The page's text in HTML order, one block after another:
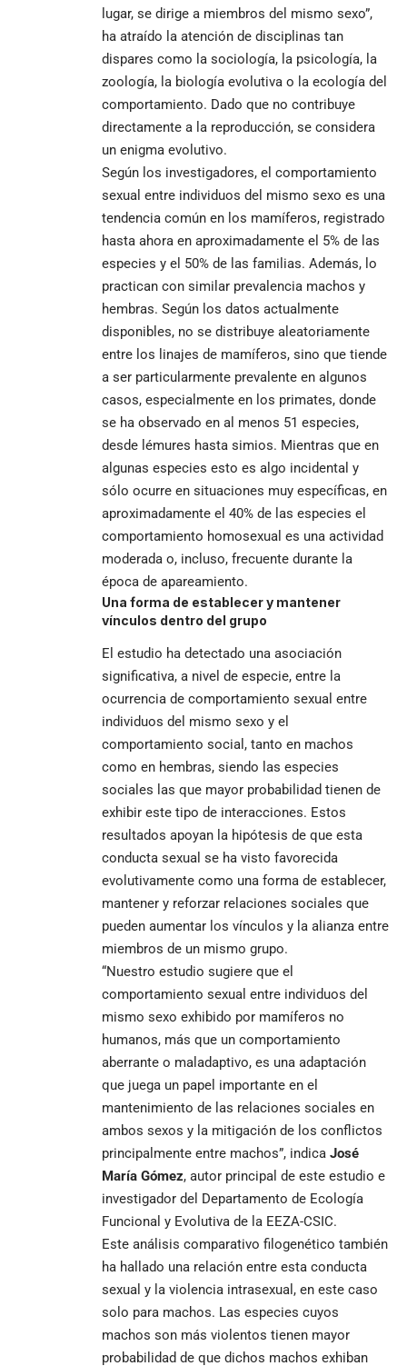
lugar, se dirige a miembros del mismo sexo”,
ha atraído la atención de disciplinas tan
dispares como la sociología, la psicología, la
zoología, la biología evolutiva o la ecología del
comportamiento. Dado que no contribuye
directamente a la reproducción, se considera
un enigma evolutivo.
Según los investigadores, el comportamiento
sexual entre individuos del mismo sexo es una
tendencia común en los mamíferos, registrado
hasta ahora en aproximadamente el 5% de las
especies y el 50% de las familias. Además, lo
practican con similar prevalencia machos y
hembras. Según los datos actualmente
disponibles, no se distribuye aleatoriamente
entre los linajes de mamíferos, sino que tiende
a ser particularmente prevalente en algunos
casos, especialmente en los primates, donde
se ha observado en al menos 51 especies,
desde lémures hasta simios. Mientras que en
algunas especies esto es algo incidental y
sólo ocurre en situaciones muy específicas, en
aproximadamente el 40% de las especies el
comportamiento homosexual es una actividad
moderada o, incluso, frecuente durante la
época de apareamiento.
Una forma de establecer y mantener
vínculos dentro del grupo
El estudio ha detectado una asociación
significativa, a nivel de especie, entre la
ocurrencia de comportamiento sexual entre
individuos del mismo sexo y el
comportamiento social, tanto en machos
como en hembras, siendo las especies
sociales las que mayor probabilidad tienen de
exhibir este tipo de interacciones. Estos
resultados apoyan la hipótesis de que esta
conducta sexual se ha visto favorecida
evolutivamente como una forma de establecer,
mantener y reforzar relaciones sociales que
pueden aumentar los vínculos y la alianza entre
miembros de un mismo grupo.
“Nuestro estudio sugiere que el
comportamiento sexual entre individuos del
mismo sexo exhibido por mamíferos no
humanos, más que un comportamiento
aberrante o maladaptivo, es una adaptación
que juega un papel importante en el
mantenimiento de las relaciones sociales en
ambos sexos y la mitigación de los conflictos
principalmente entre machos”, indica José
María Gómez, autor principal de este estudio e
investigador del Departamento de Ecología
Funcional y Evolutiva de la EEZA-CSIC.
Este análisis comparativo filogenético también
ha hallado una relación entre esta conducta
sexual y la violencia intrasexual, en este caso
solo para machos. Las especies cuyos
machos son más violentos tienen mayor
probabilidad de que dichos machos exhiban